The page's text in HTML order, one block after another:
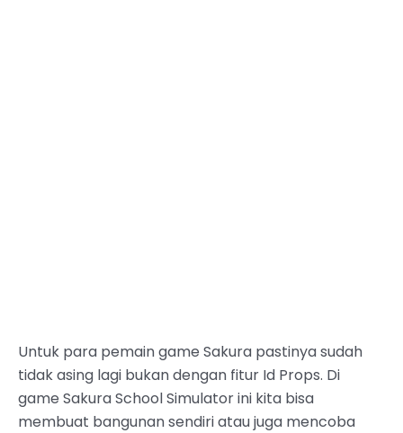
Untuk para pemain game Sakura pastinya sudah
tidak asing lagi bukan dengan fitur Id Props. Di
game Sakura School Simulator ini kita bisa
membuat bangunan sendiri atau juga mencoba